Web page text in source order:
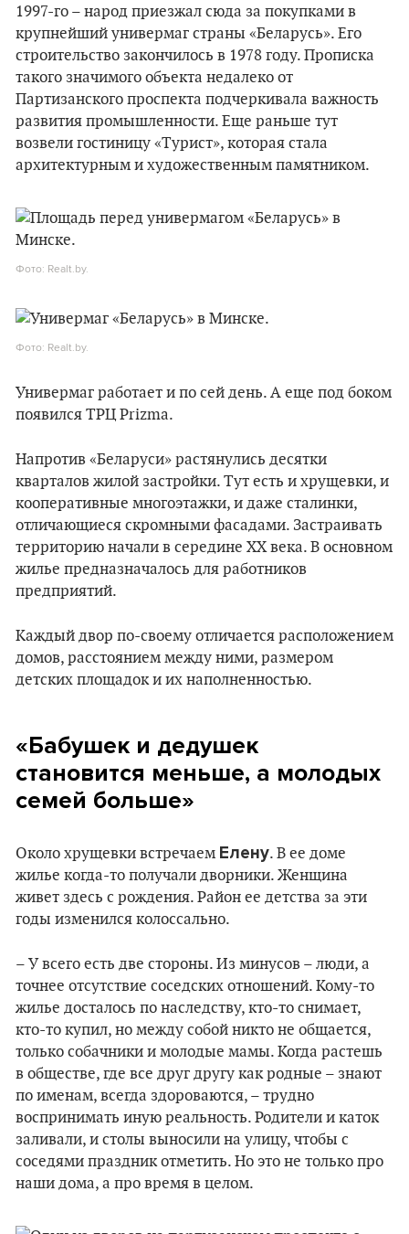
1997-го – народ приезжал сюда за покупками в
крупнейший универмаг страны «Беларусь». Его
строительство закончилось в 1978 году. Прописка
такого значимого объекта недалеко от
Партизанского проспекта подчеркивала важность
развития промышленности. Еще раньше тут
возвели гостиницу «Турист», которая стала
архитектурным и художественным памятником.
Фото: Realt.by.
Фото: Realt.by.
Универмаг работает и по сей день. А еще под боком
появился ТРЦ Prizma.
Напротив «Беларуси» растянулись десятки
кварталов жилой застройки. Тут есть и хрущевки, и
кооперативные многоэтажки, и даже сталинки,
отличающиеся скромными фасадами. Застраивать
территорию начали в середине XX века. В основном
жилье предназначалось для работников
предприятий.
Каждый двор по-своему отличается расположением
домов, расстоянием между ними, размером
детских площадок и их наполненностью.
«Бабушек и дедушек
становится меньше, а молодых
семей больше»
Около хрущевки встречаем Елену. В ее доме
жилье когда-то получали дворники. Женщина
живет здесь с рождения. Район ее детства за эти
годы изменился колоссально.
– У всего есть две стороны. Из минусов – люди, а
точнее отсутствие соседских отношений. Кому-то
жилье досталось по наследству, кто-то снимает,
кто-то купил, но между собой никто не общается,
только собачники и молодые мамы. Когда растешь
в обществе, где все друг другу как родные – знают
по именам, всегда здороваются, – трудно
воспринимать иную реальность. Родители и каток
заливали, и столы выносили на улицу, чтобы с
соседями праздник отметить. Но это не только про
наши дома, а про время в целом.